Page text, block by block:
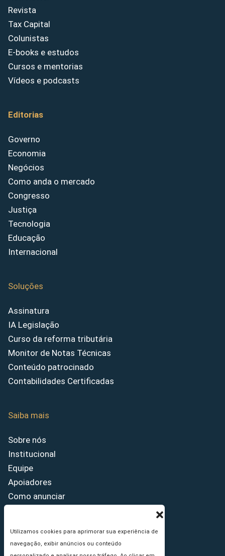
Utilizamos cookies para aprimorar sua experiência de
navegação, exibir anúncios ou conteúdo
Revista
Tax Capital
Colunistas
E-books e estudos
Cursos e mentorias
Vídeos e podcasts
Editorias
Governo
Economia
Negócios
Como anda o mercado
Congresso
Justiça
Tecnologia
Educação
Internacional
Soluções
Assinatura
IA Legislação
Curso da reforma tributária
Monitor de Notas Técnicas
Conteúdo patrocinado
Contabilidades Certificadas
Saiba mais
Sobre nós
Institucional
Equipe
Apoiadores
Como anunciar
Princípios Editoriais